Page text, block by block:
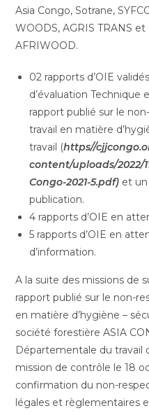
Asia Congo, Sotrane,
WOODS, AGRIS TRANS
AFRIWOOD.
02 rapports d’OIE
d’évaluation Technique
rapport publié sur le
travail en matière
travail (https//
content/uploads/2022/
Congo-2021-5.pdf) et
publication.
4 rapports d’OIE en
5 rapports d’OIE en
d’information.
A la suite des missions de
rapport publié sur le non-
en matière d’hygiène –
société forestière ASIA
Départementale du travail
mission de contrôle le 18
confirmation du non-
légales et règlementaires